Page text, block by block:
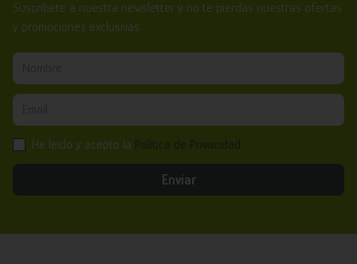
Suscríbete a nuestra newsletter y no te pierdas nuestras ofertas
y promociones exclusivas.
He leído y acepto la
Enviar